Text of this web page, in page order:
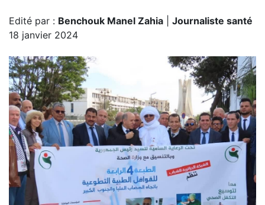
Edité par : Benchouk Manel Zahia
Journaliste santé
18 janvier 2024